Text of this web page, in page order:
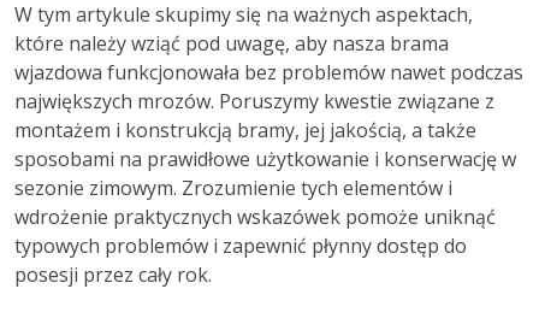
W tym artykule skupimy się na ważnych aspektach,
które należy wziąć pod uwagę, aby nasza brama
wjazdowa funkcjonowała bez problemów nawet podczas
największych mrozów. Poruszymy kwestie związane z
montażem i konstrukcją bramy, jej jakością, a także
sposobami na prawidłowe użytkowanie i konserwację w
sezonie zimowym. Zrozumienie tych elementów i
wdrożenie praktycznych wskazówek pomoże uniknąć
typowych problemów i zapewnić płynny dostęp do
posesji przez cały rok.